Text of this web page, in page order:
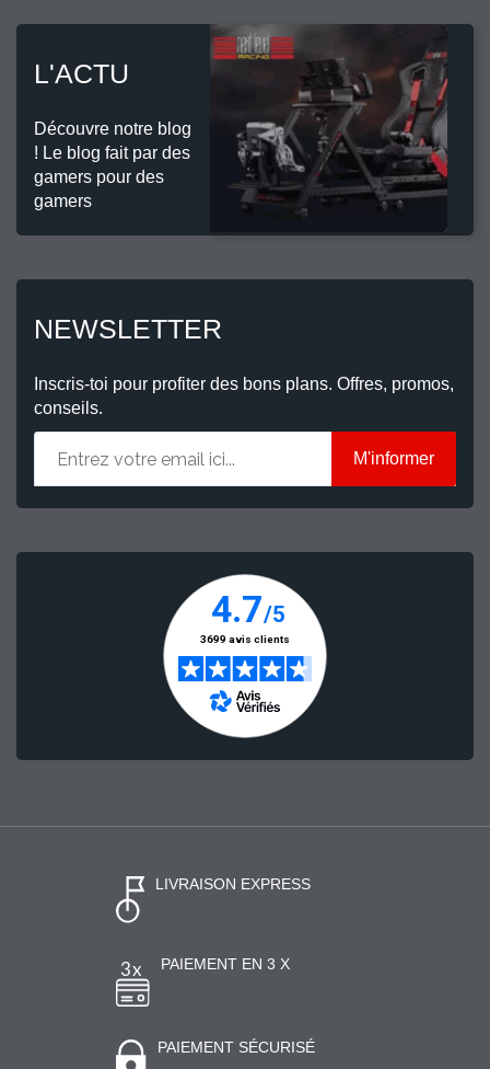
L'ACTU
Découvre notre blog
! Le blog fait par des
gamers pour des
gamers
NEWSLETTER
Inscris-toi pour profiter des bons plans. Offres, promos,
conseils.
M'informer
LIVRAISON EXPRESS
PAIEMENT EN 3 X
PAIEMENT SÉCURISÉ